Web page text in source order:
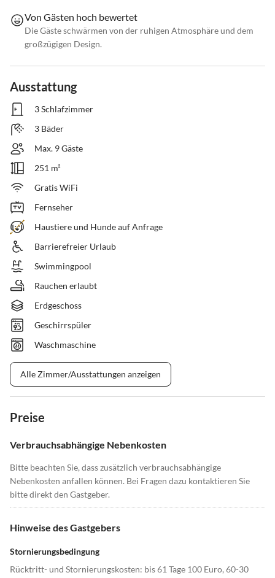
Von Gästen hoch bewertet
Die Gäste schwärmen von der ruhigen Atmosphäre und dem
großzügigen Design.
Ausstattung
3 Schlafzimmer
3 Bäder
Max. 9 Gäste
251 m²
Gratis WiFi
Fernseher
Haustiere und Hunde auf Anfrage
Barrierefreier Urlaub
Swimmingpool
Rauchen erlaubt
Erdgeschoss
Geschirrspüler
Waschmaschine
Alle Zimmer/Ausstattungen anzeigen
Preise
Verbrauchsabhängige Nebenkosten
Bitte beachten Sie, dass zusätzlich verbrauchsabhängige
Nebenkosten anfallen können. Bei Fragen dazu kontaktieren Sie
bitte direkt den Gastgeber.
Hinweise des Gastgebers
Stornierungsbedingung
Rücktritt- und Stornierungskosten: bis 61 Tage 100 Euro, 60-30